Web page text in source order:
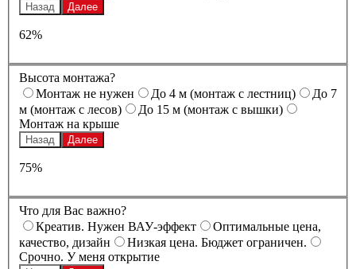
Назад Далее
62%
Высота монтажа?
Монтаж не нужен
До 4 м (монтаж с лестниц)
До 7
м (монтаж с лесов)
До 15 м (монтаж с вышки)
Монтаж на крыше
Назад Далее
75%
Что для Вас важно?
Креатив. Нужен ВАУ-эффект
Оптимальные цена,
качество, дизайн
Низкая цена. Бюджет ограничен.
Срочно. У меня открытие